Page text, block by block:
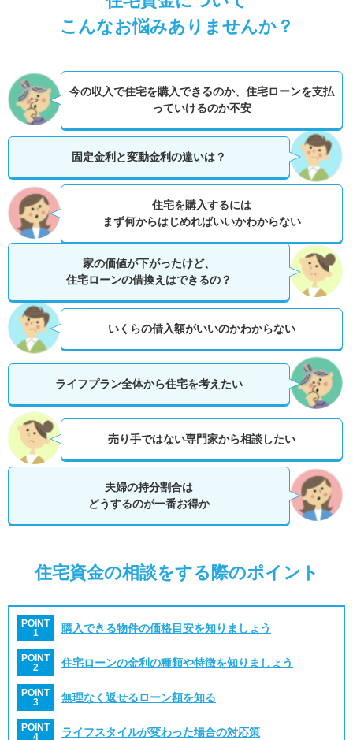
こんなお悩みありませんか？
今の収入で住宅を購入できるのか、 住宅ローンを支払
っていけるのか不安
固定金利と変動金利の違いは？
住宅を購入するには
まず何からはじめればいいかわからない
家の価値が下がったけど、
住宅ローンの借換えはできるの？
いくらの借入額がいいのかわからない
ライフプラン全体から住宅を考えたい
売り手ではない専門家から相談したい
夫婦の持分割合は
どうするのが一番お得か
住宅資金の相談をする際のポイント
POINT
1
購入できる物件の価格目安を知りましょう
POINT
2
住宅ローンの金利の種類や特徴を知りましょう
POINT
3
無理なく返せるローン額を知る
POINT
4
ライフスタイルが変わった場合の対応策